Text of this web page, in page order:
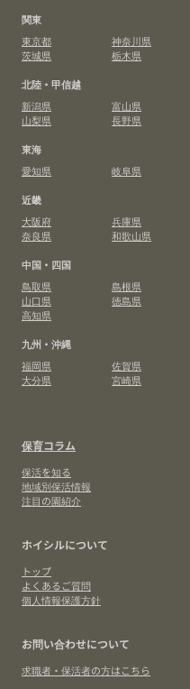
関東
東京都
神奈川県
茨城県
栃木県
北陸・甲信越
新潟県
富山県
山梨県
長野県
東海
愛知県
岐阜県
近畿
大阪府
兵庫県
奈良県
和歌山県
中国・四国
鳥取県
島根県
山口県
徳島県
高知県
九州・沖縄
福岡県
佐賀県
大分県
宮崎県
保育コラム
保活を知る
地域別保活情報
注目の園紹介
ホイシルについて
トップ
よくあるご質問
個人情報保護方針
お問い合わせについて
求職者・保活者の方はこちら